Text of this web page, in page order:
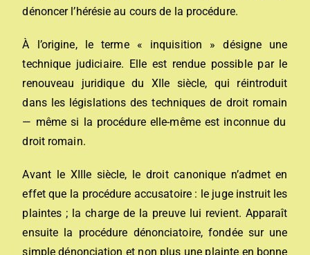
dénoncer l’hérésie au cours de la procédure.
À l’origine, le terme « inquisition » désigne une
technique judiciaire. Elle est rendue possible par le
renouveau juridique du XIIe siècle, qui réintroduit
dans les législations des techniques de droit romain
— même si la procédure elle-même est inconnue du
droit romain.
Avant le XIIIe siècle, ledroit canonique n’admet en
effet que la procédure accusatoire : le juge instruit les
plaintes ; la charge de la preuve lui revient. Apparaît
ensuite la procédure dénonciatoire, fondée sur une
simple dénonciation et non plus une plainte en bonne